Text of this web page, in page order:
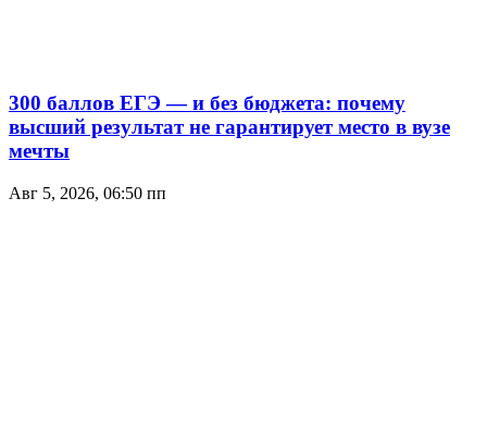
300 баллов ЕГЭ — и без бюджета: почему
высший результат не гарантирует место в вузе
мечты
Авг 5, 2026, 06:50 пп